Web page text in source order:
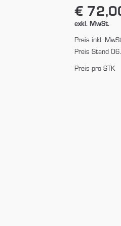
€
exkl. MwSt.
Preis inkl.
Preis Stand
Preis pro STK